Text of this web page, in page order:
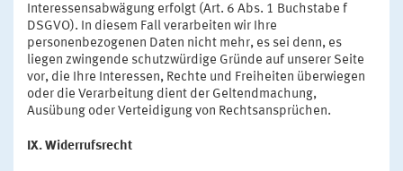
Interessensabwägung erfolgt (Art. 6 Abs. 1 Buchstabe f
DSGVO). In diesem Fall verarbeiten wir Ihre
personenbezogenen Daten nicht mehr, es sei denn, es
liegen zwingende schutzwürdige Gründe auf unserer Seite
vor, die Ihre Interessen, Rechte und Freiheiten überwiegen
oder die Verarbeitung dient der Geltendmachung,
Ausübung oder Verteidigung von Rechtsansprüchen.
IX. Widerrufsrecht